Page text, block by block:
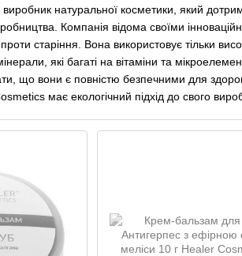
натуральної косметики, який
Компанія відома своїми
старіння. Вона використовує тільки
які багаті на вітаміни та
що вони є повністю безпечними для
має екологічний підхід до свого
їй виглядати молодшою,